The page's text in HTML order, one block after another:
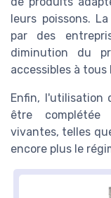
leurs poissons.
par des
diminution du
accessibles à tous
Enfin, l'utilisation
être
vivantes, telles
encore plus le